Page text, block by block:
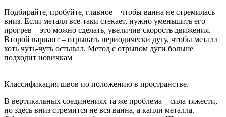
Подбирайте, пробуйте, главное – чтобы ванна не стремилась
вниз. Если металл все-таки стекает, нужно уменьшить его
прогрев – это можно сделать, увеличив скорость движения.
Второй вариант – отрывать периодически дугу, чтобы металл
хоть чуть-чуть остывал. Метод с отрывом дуги больше
подходит новичкам
Классификация швов по положению в пространстве.
В вертикальных соединениях та же проблема – сила тяжести,
но здесь вниз стремится не вся ванна, а капли металла.